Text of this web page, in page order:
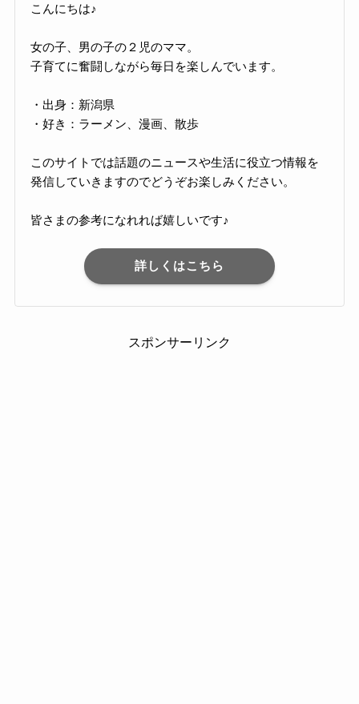
こんにちは♪
女の子、男の子の２児のママ。
子育てに奮闘しながら毎日を楽しんでいます。
・出身：新潟県
・好き：ラーメン、漫画、散歩
このサイトでは話題のニュースや生活に役立つ情報を
発信していきますのでどうぞお楽しみください。
皆さまの参考になれれば嬉しいです♪
詳しくはこちら
スポンサーリンク